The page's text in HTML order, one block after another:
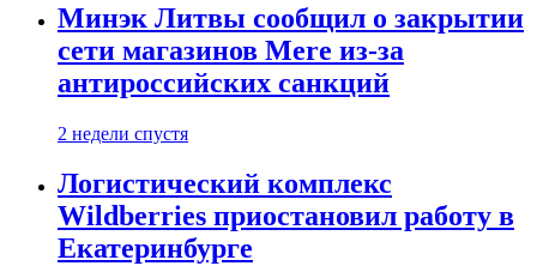
Минэк Литвы сообщил о закрытии
сети магазинов Mere из-за
антироссийских санкций
2 недели спустя
Логистический комплекс
Wildberries приостановил работу в
Екатеринбурге